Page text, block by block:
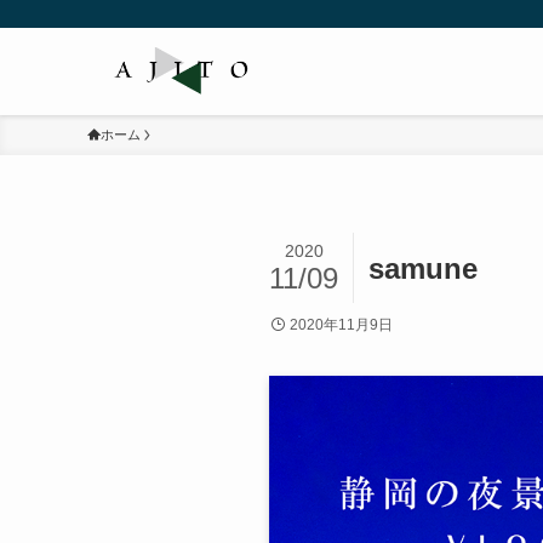
ホーム
samune
2020
11/09
2020年11月9日